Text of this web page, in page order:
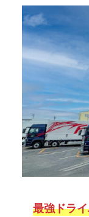
最強ドラ